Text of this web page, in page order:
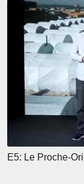
E5: Le Proche-